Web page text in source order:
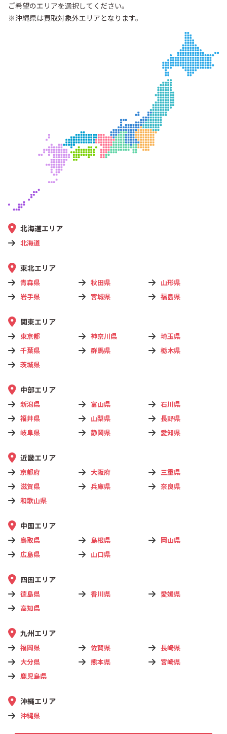
ご希望のエリアを選択してください。
※沖縄県は買取対象外エリアとなります。
北海道エリア
北海道
東北エリア
青森県 秋田県
山形県
岩手県
宮城県 福島県
関東エリア
東京都 神奈川県
埼玉県
千葉県
群馬県
栃木県
茨城県
中部エリア
新潟県 富山県
石川県
福井県
山梨県
長野県
岐阜県
静岡県 愛知県
近畿エリア
京都府 大阪府
三重県
滋賀県
兵庫県
奈良県
和歌山県
中国エリア
鳥取県 島根県
岡山県
広島県
山口県
四国エリア
徳島県 香川県
愛媛県
高知県
九州エリア
福岡県 佐賀県
長崎県
大分県
熊本県
宮崎県
鹿児島県
沖縄エリア
沖縄県